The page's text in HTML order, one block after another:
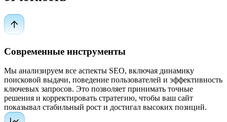
Современные инструменты
Мы анализируем все аспекты SEO, включая динамику
поисковой выдачи, поведение пользователей и эффективность
ключевых запросов. Это позволяет принимать точные
решения и корректировать стратегию, чтобы ваш сайт
показывал стабильный рост и достигал высоких позиций.